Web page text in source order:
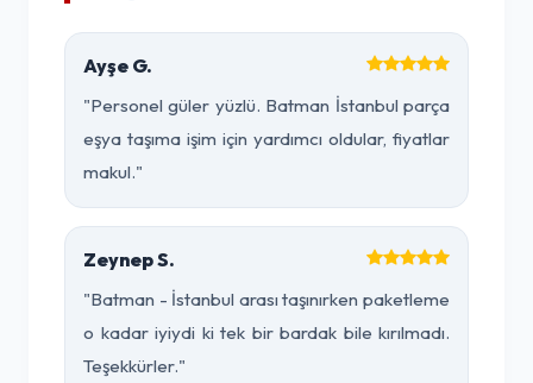
Ayşe G.
"Personel güler yüzlü. Batman İstanbul parça
eşya taşıma işim için yardımcı oldular, fiyatlar
makul."
Zeynep S.
"Batman - İstanbul arası taşınırken paketleme
o kadar iyiydi ki tek bir bardak bile kırılmadı.
Teşekkürler."